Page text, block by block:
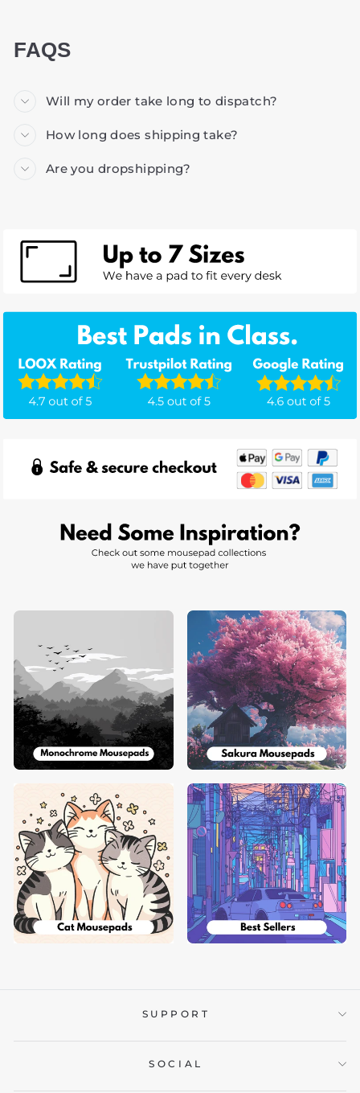
FAQS
Will my order take long to dispatch?
How long does shipping take?
Are you dropshipping?
SUPPORT
SOCIAL